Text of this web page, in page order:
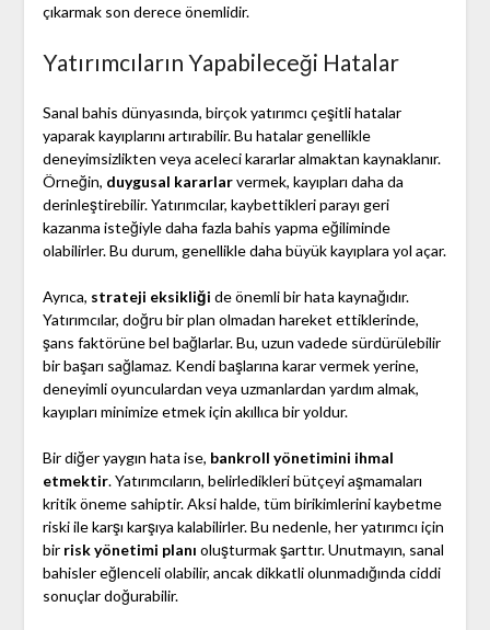
çıkarmak son derece önemlidir.
Yatırımcıların Yapabileceği Hatalar
Sanal bahis dünyasında, birçok yatırımcı çeşitli hatalar
yaparak kayıplarını artırabilir. Bu hatalar genellikle
deneyimsizlikten veya aceleci kararlar almaktan kaynaklanır.
Örneğin, duygusal kararlarvermek, kayıpları daha da
derinleştirebilir. Yatırımcılar, kaybettikleri parayı geri
kazanma isteğiyle daha fazla bahis yapma eğiliminde
olabilirler. Bu durum, genellikle daha büyük kayıplara yol açar.
Ayrıca, strateji eksikliği de önemli bir hata kaynağıdır.
Yatırımcılar, doğru bir plan olmadan hareket ettiklerinde,
şans faktörüne bel bağlarlar. Bu, uzun vadede sürdürülebilir
bir başarı sağlamaz. Kendi başlarına karar vermek yerine,
deneyimli oyunculardan veya uzmanlardan yardım almak,
kayıpları minimize etmek için akıllıca bir yoldur.
Bir diğer yaygın hata ise, bankroll yönetimini ihmal
etmektir. Yatırımcıların, belirledikleri bütçeyi aşmamaları
kritik öneme sahiptir. Aksi halde, tüm birikimlerini kaybetme
riski ile karşı karşıya kalabilirler. Bu nedenle, her yatırımcı için
bir risk yönetimi planı oluşturmak şarttır. Unutmayın, sanal
bahisler eğlenceli olabilir, ancak dikkatli olunmadığında ciddi
sonuçlar doğurabilir.